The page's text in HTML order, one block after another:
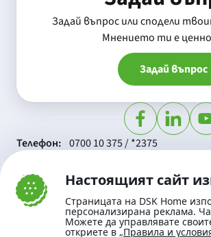
Настоящият сайт
Страницата на DSK Home
персонализирана реклама.
Можете да управлявате
откриете в „Правила и
Задай въпрос или сподели
Mнението ти е ценно
Задай въпрос
Телефон:
SWIFT/BIC:
0700 10 375 / *2375
BIC/SWIFT на Банка ДСК: